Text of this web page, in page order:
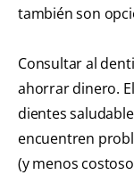
también son
Consultar al
ahorrar dinero.
dientes
encuentren
(y menos